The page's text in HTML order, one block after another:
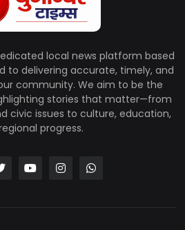
local news platform based
to delivering accurate, timely, and
community. We aim to be the
stories that matter—from
civic issues to culture, education,
progress.